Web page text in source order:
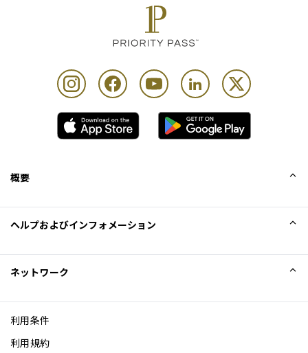
概要
Excellence Awards
ブログ
ヘルプおよびインフォメーション
ネットワーク
利用条件
利用規約